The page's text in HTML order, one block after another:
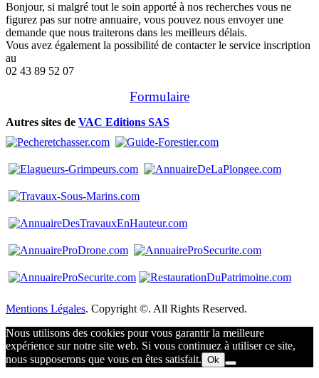
Bonjour, si malgré tout le soin apporté à nos recherches vous ne
figurez pas sur notre annuaire, vous pouvez nous envoyer une
demande que nous traiterons dans les meilleurs délais.
Vous avez également la possibilité de contacter le service inscription
au
02 43 89 52 07
Formulaire
Autres sites de VAC Editions SAS
Mentions Légales. Copyright ©. All Rights Reserved.
Nous utilisons des cookies pour vous garantir la meilleure
expérience sur notre site web. Si vous continuez à utiliser ce site,
nous supposerons que vous en êtes satisfait. Ok